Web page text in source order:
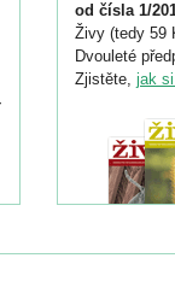
od čísla 1/
Živy (tedy 59
Dvouleté
Zjistěte, jak